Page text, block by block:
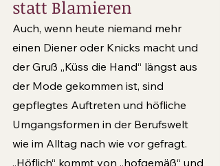
statt Blamieren
Auch, wenn heute niemand mehr
einen Diener oder Knicks macht und
der Gruß „Küss die Hand“ längst aus
der Mode gekommen ist, sind
gepflegtes Auftreten und höfliche
Umgangsfor­men in der Berufswelt
wie im Alltag nach wie vor gefragt.
„Höflich“ kommt von „hofgemäß“ und